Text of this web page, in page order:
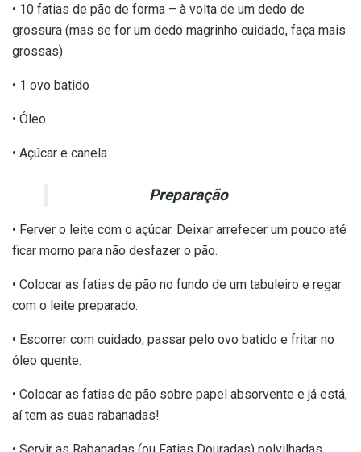
• 10 fatias de pão de forma – à volta de um dedo de
grossura (mas se for um dedo magrinho cuidado, faça mais
grossas)
• 1 ovo batido
• Óleo
• Açúcar e canela
Preparação
• Ferver o leite com o açúcar. Deixar arrefecer um pouco até
ficar morno para não desfazer o pão.
• Colocar as fatias de pão no fundo de um tabuleiro e regar
com o leite preparado.
• Escorrer com cuidado, passar pelo ovo batido e fritar no
óleo quente.
• Colocar as fatias de pão sobre papel absorvente e já está,
aí tem as suas rabanadas!